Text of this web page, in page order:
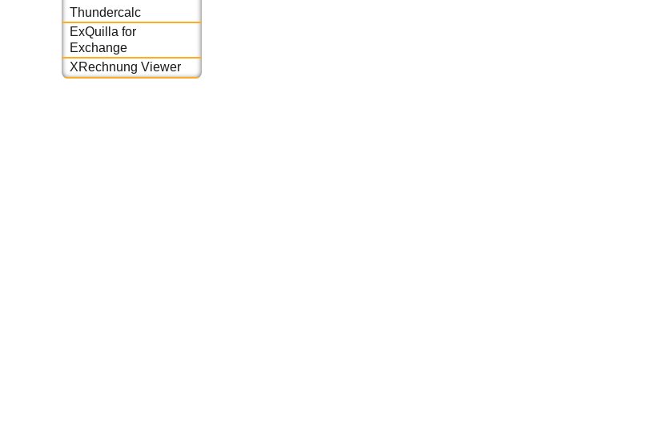
Thundercalc
ExQuilla for
Exchange
XRechnung Viewer